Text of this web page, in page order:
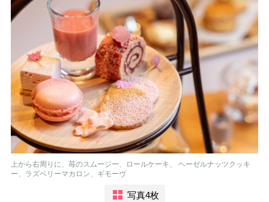
上から右周りに、苺のスムージー、ロールケーキ、 ヘーゼルナッツクッキ
ー、ラズベリーマカロン、ギモーヴ
写真4枚